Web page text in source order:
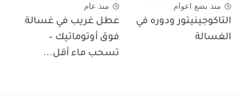
منذ بضع اعوام
التاكوجينيتور ودوره في
الغسالة
منذ عام
عطل غريب في غسالة
فوق أوتوماتيك –
تسحب ماء أقل...